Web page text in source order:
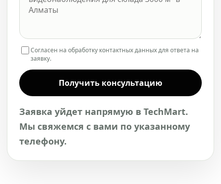
Согласен на обработку контактных данных для ответа на
заявку.
Получить консультацию
Заявка уйдет напрямую в TechMart.
Мы свяжемся с вами по указанному
телефону.